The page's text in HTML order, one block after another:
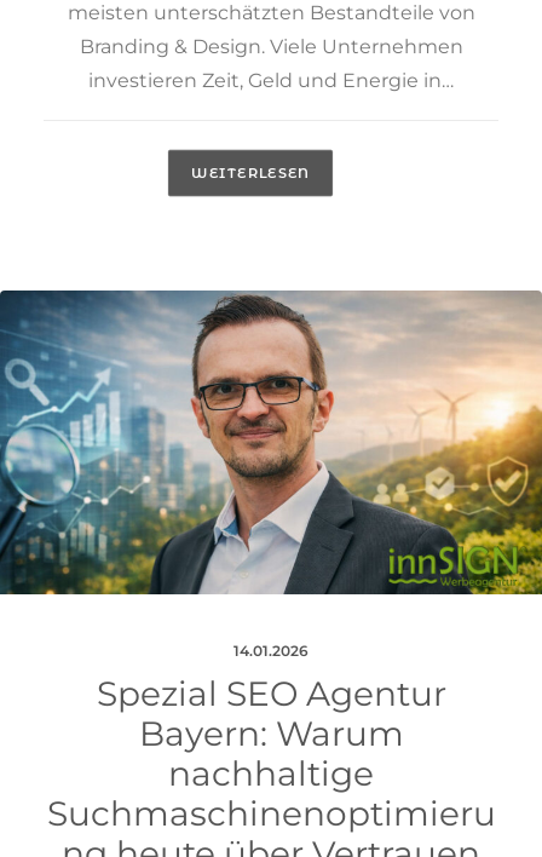
meisten unterschätzten Bestandteile von
Branding & Design. Viele Unternehmen
investieren Zeit, Geld und Energie in…
WEITERLESEN
14.01.2026
Spezial SEO Agentur
Bayern: Warum
nachhaltige
Suchmaschinenoptimieru